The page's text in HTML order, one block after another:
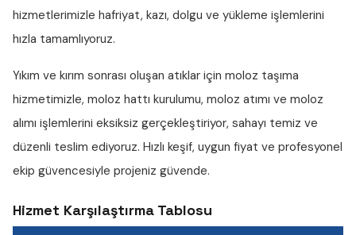
hizmetlerimizle hafriyat, kazı, dolgu ve yükleme işlemlerini
hızla tamamlıyoruz.
Yıkım ve kırım sonrası oluşan atıklar için moloz taşıma
hizmetimizle, moloz hattı kurulumu, moloz atımı ve moloz
alımı işlemlerini eksiksiz gerçekleştiriyor, sahayı temiz ve
düzenli teslim ediyoruz. Hızlı keşif, uygun fiyat ve profesyonel
ekip güvencesiyle projeniz güvende.
Hizmet Karşılaştırma Tablosu